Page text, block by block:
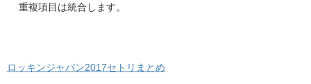
重複項目は統合します。
ロッキンジャパン2017セトリまとめ